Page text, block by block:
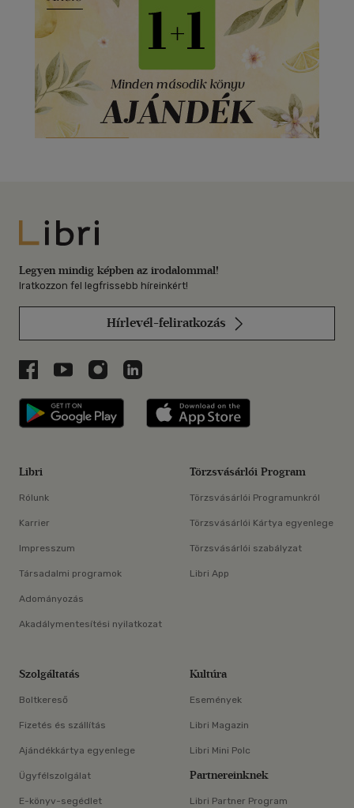
Libri
Legyen mindig képben az irodalommal!
Iratkozzon fel legfrissebb híreinkért!
Hírlevél-feliratkozás
Libri a Facebookon
Libri a Youtube-on
Libri az Instagramon
Libri a LinkedInen
Libri applikáció Szerezd meg: Google
Libri
Rólunk
Karrier
Impresszum
Társadalmi programok
Adományozás
Akadálymentesítési nyilatkozat
Törzsvásárlói Program
Törzsvásárlói Programunkról
Törzsvásárlói Kártya egyenlege
Törzsvásárlói szabályzat
Libri App
Szolgáltatás
Boltkereső
Fizetés és szállítás
Ajándékkártya egyenlege
Ügyfélszolgálat
E-könyv-segédlet
Kultúra
Események
Libri Magazin
Libri Mini Polc
Partnereinknek
Libri Partner Program